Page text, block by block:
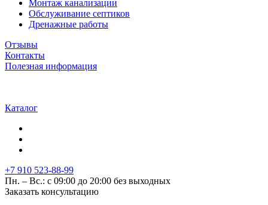
Монтаж канализации
Обслуживание септиков
Дренажные работы
Отзывы
Контакты
Полезная информация
Каталог
+7 910 523-88-99
Пн. – Вс.: с 09:00 до 20:00 без выходных
Заказать консультацию